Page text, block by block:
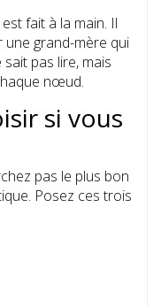
fait à la main. Il
une grand-mère qui
pas lire, mais
nœud.
si vous
pas le plus bon
Posez ces trois